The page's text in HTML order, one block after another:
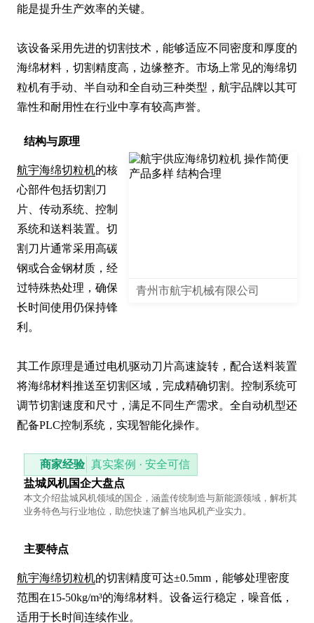
能是提升生产效率的关键。
该设备采用先进的切割技术，能够适应不同密度和厚度的
海绵材料，切割精度高，边缘整齐。市场上常见的海绵切
粒机有手动、半自动和全自动三种类型，航宇品牌以其可
靠性和耐用性在行业中享有较高声誉。
结构与原理
青州市航宇机械有限公司
航宇海绵切粒机的核
心部件包括切割刀
片、传动系统、控制
系统和送料装置。切
割刀片通常采用高碳
钢或合金钢材质，经
过特殊热处理，确保
长时间使用仍保持锋
利。
其工作原理是通过电机驱动刀片高速旋转，配合送料装置
将海绵材料推送至切割区域，完成精确切割。控制系统可
调节切割速度和尺寸，满足不同生产需求。全自动机型还
配备PLC控制系统，实现智能化操作。
商家经验 真实案例 · 安全可信
盐城风机国企大盘点
本文介绍盐城风机领域的国企，涵盖传统制造与新能源领域，解析其
业务特色与行业地位，助您快速了解当地风机产业实力。
主要特点
航宇海绵切粒机的切割精度可达±0.5mm，能够处理密度
范围在15-50kg/m³的海绵材料。设备运行稳定，噪音低，
适用于长时间连续作业。